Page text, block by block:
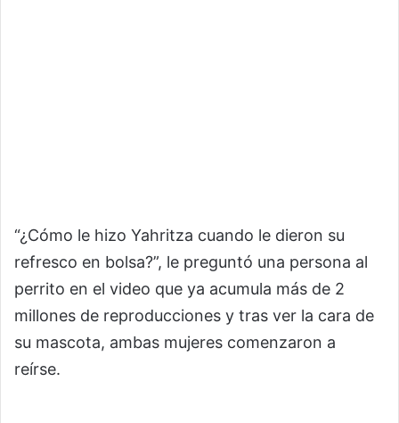
“¿Cómo le hizo Yahritza cuando le dieron su
refresco en bolsa?”, le preguntó una persona al
perrito en el video que ya acumula más de 2
millones de reproducciones y tras ver la cara de
su mascota, ambas mujeres comenzaron a
reírse.